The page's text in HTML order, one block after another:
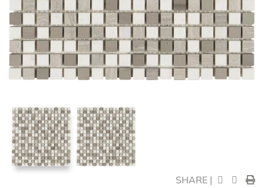
SHARE |